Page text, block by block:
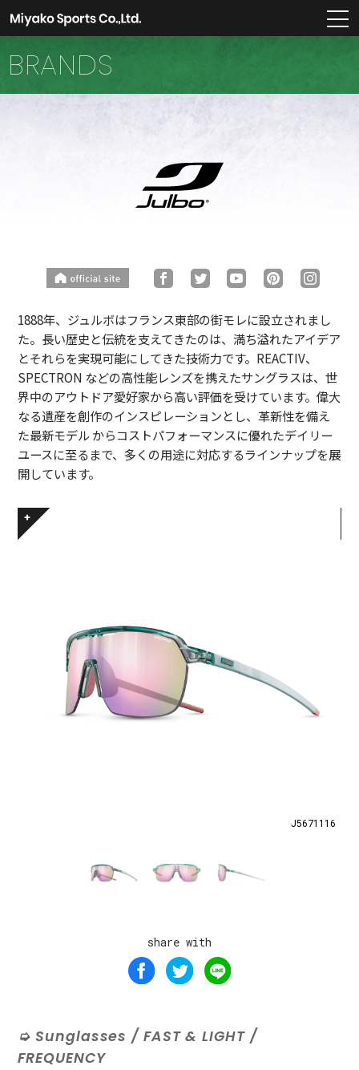
BRANDS
1888年、ジュルボはフランス東部の街モレに設立されまし
た。長い歴史と伝統を支えてきたのは、満ち溢れたアイデア
とそれらを実現可能にしてきた技術力です。REACTIV、
SPECTRON などの高性能レンズを携えたサングラスは、世
界中のアウトドア愛好家から高い評価を受けています。偉大
なる遺産を創作のインスピレーションとし、革新性を備え
た最新モデル からコストパフォーマンスに優れたデイリー
ユースに至るまで、多くの用途に対応するラインナップを展
開しています。
J5671116
share with
Sunglasses / FAST & LIGHT /
FREQUENCY